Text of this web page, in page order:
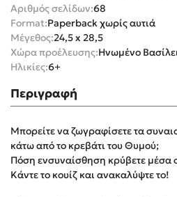
Mel Robbins
Δημοφιλείς Συγγραφείς
Αριθμός σελίδων:68
Format:Paperback χωρίς αυτιά
Μέγεθος:24,5 x 28,5
Χώρα προέλευσης:Ηνωμένο
Ηλικίες:6+
Περιγραφή
Μπορείτε να ζωγραφίσετε τα
κάτω από το κρεβάτι του Θυμού;
Πόση ενσυναίσθηση κρύβετε μέσα
Κάντε το κουίζ και ανακαλύψτε το!